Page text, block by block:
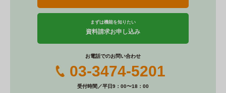
まずは機能を知りたい
資料請求お申し込み
お電話でのお問い合わせ
03-3474-5201
受付時間／平日9：00〜18：00